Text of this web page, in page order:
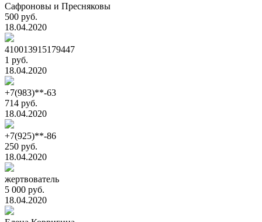
Сафроновы и Пресняковы
500 руб.
18.04.2020
410013915179447
1 руб.
18.04.2020
+7(983)**-63
714 руб.
18.04.2020
+7(925)**-86
250 руб.
18.04.2020
жертвователь
5 000 руб.
18.04.2020